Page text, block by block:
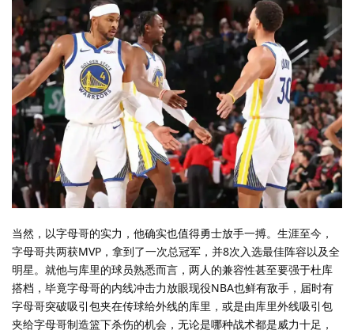
当然，以字母哥的实力，他确实也值得勇士放手一搏。生涯至今，
字母哥共两获MVP，拿到了一次总冠军，并8次入选最佳阵容以及全
明星。就他与库里的球员熟悉而言，两人的兼容性甚至要强于杜库
搭档，毕竟字母哥的内线冲击力放眼现役NBA也鲜有敌手，届时有
字母哥突破吸引包夹在传球给外线的库里，或是由库里外线吸引包
夹给字母哥制造篮下杀伤的机会，无论是哪种战术都是威力十足，